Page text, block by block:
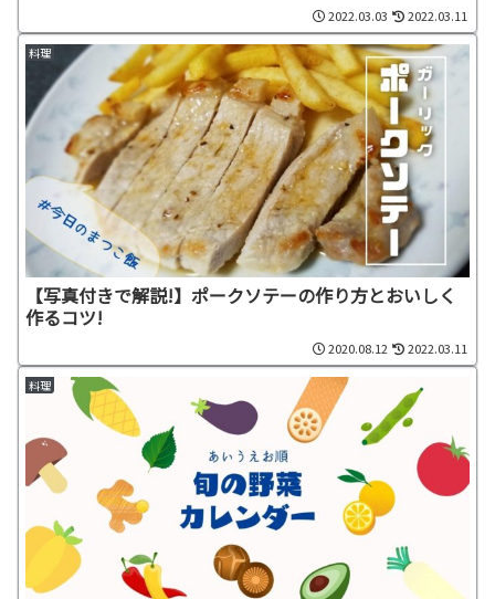
2022.03.03 2022.03.11
料理
【写真付きで解説!】ポークソテーの作り方とおいしく
作るコツ!
2020.08.12 2022.03.11
料理